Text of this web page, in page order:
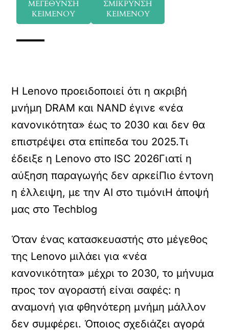
ΜΕΓΕΘΥΝΣΗ
ΚΕΙΜΕΝΟΥ
ΣΜΙΚΡΥΝΣΗ
ΚΕΙΜΕΝΟΥ
Η Lenovo προειδοποιεί ότι η ακριβή
μνήμη DRAM και NAND έγινε «νέα
κανονικότητα» έως το 2030 και δεν θα
επιστρέψει στα επίπεδα του 2025.Τι
έδειξε η Lenovo στο ISC 2026Γιατί η
αύξηση παραγωγής δεν αρκείΠιο έντονη
η έλλειψη, με την AI στο τιμόνιΗ άποψή
μας στο Techblog
Όταν ένας κατασκευαστής στο μέγεθος
της Lenovo μιλάει για «νέα
κανονικότητα» μέχρι το 2030, το μήνυμα
προς τον αγοραστή είναι σαφές: η
αναμονή για φθηνότερη μνήμη μάλλον
δεν συμφέρει. Όποιος σχεδιάζει αγορά